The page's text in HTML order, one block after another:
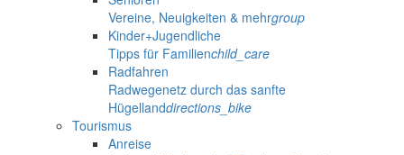
Vereine, Neuigkeiten & mehrgroup
Kinder+Jugendliche
Tipps für Familienchild_care
Radfahren
Radwegenetz durch das sanfte
Hügellanddirections_bike
Tourismus
Anreise